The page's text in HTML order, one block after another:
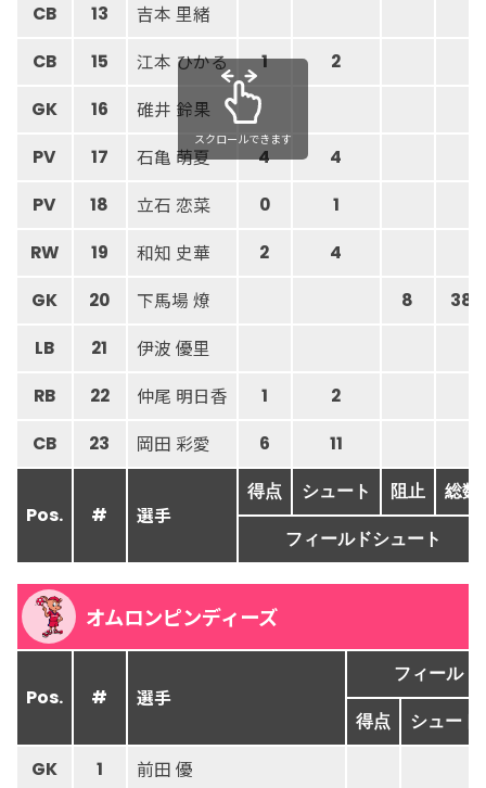
CB 13 吉本 里緒
CB 15 江本 ひかる 1 2
GK 16 碓井 鈴果
PV 17 石亀 萌夏 4 4
PV 18 立石 恋菜 0 1
RW 19 和知 史華 2 4
GK 20 下馬場 燎 8 38
LB 21 伊波 優里
RB 22 仲尾 明日香 1 2
CB 23 岡田 彩愛 6 11
Pos. # 選手
得点 シュート 阻止 総数
フィールドシュート
スクロールできます
オムロンピンディーズ
Pos. # 選手
フィール
得点 シュート
GK 1 前田 優